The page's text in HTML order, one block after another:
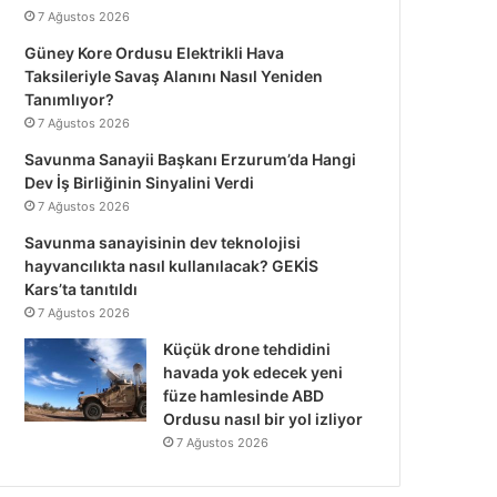
7 Ağustos 2026
Güney Kore Ordusu Elektrikli Hava
Taksileriyle Savaş Alanını Nasıl Yeniden
Tanımlıyor?
7 Ağustos 2026
Savunma Sanayii Başkanı Erzurum’da Hangi
Dev İş Birliğinin Sinyalini Verdi
7 Ağustos 2026
Savunma sanayisinin dev teknolojisi
hayvancılıkta nasıl kullanılacak? GEKİS
Kars’ta tanıtıldı
7 Ağustos 2026
Küçük drone tehdidini
havada yok edecek yeni
füze hamlesinde ABD
Ordusu nasıl bir yol izliyor
7 Ağustos 2026